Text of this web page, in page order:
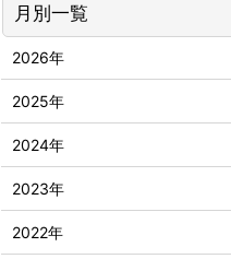
月別一覧
2026年
2025年
2024年
2023年
2022年